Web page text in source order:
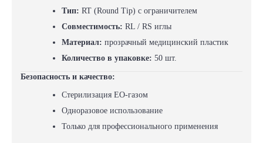
Тип: RT (Round Tip) с ограничителем
Совместимость: RL / RS иглы
Материал: прозрачный медицинский пластик
Количество в упаковке: 50 шт.
Безопасность и качество:
Стерилизация EO-газом
Одноразовое использование
Только для профессионального применения